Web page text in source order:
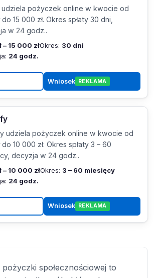
udziela pożyczek online w kwocie od
do 15 000 zł. Okres spłaty 30 dni,
w 24 godz..
– 15 000 złOkres: 30 dni
24 godz.
Wniosek REKLAMA
udziela pożyczek online w kwocie od
do 10 000 zł. Okres spłaty 3 – 60
decyzja w 24 godz..
– 10 000 złOkres: 3 – 60 miesięcy
24 godz.
Wniosek REKLAMA
pożyczki społecznościowej to